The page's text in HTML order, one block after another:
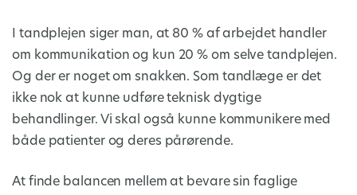
I tandplejen siger man, at 80 % af arbejdet handler
om kommunikation og kun 20 % om selve tandplejen.
Og der er noget om snakken. Som tandlæge er det
ikke nok at kunne udføre teknisk dygtige
behandlinger. Vi skal også kunne kommunikere med
både patienter og deres pårørende.
At finde balancen mellem at bevare sin faglige